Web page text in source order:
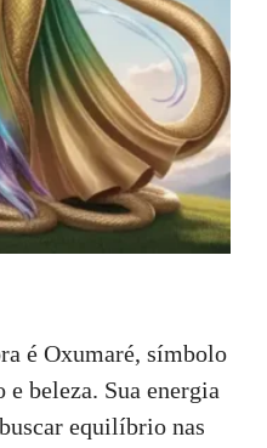
é Oxumaré, símbolo
beleza. Sua energia
equilíbrio nas